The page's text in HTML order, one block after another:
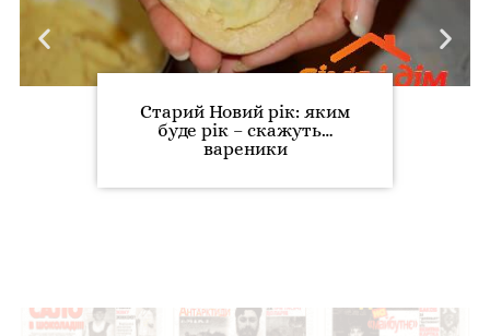
Старий Новий рік: яким
буде рік – скажуть…
вареники